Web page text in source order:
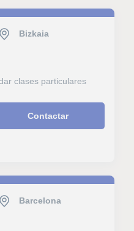
Bizkaia
clases particulares
Contactar
Barcelona